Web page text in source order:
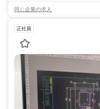
同じ企業の求人
正社員